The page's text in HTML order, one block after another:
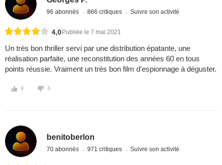
96 abonnés 866 critiques Suivre son activité
4,0 Publiée le 7 mai 2021
Un très bon thriller servi par une distribution épatante, une
réalisation parfaite, une reconstitution des années 60 en tous
points réussie. Vraiment un très bon film d'espionnage à déguster.
8 0
benitoberlon
70 abonnés 971 critiques Suivre son activité